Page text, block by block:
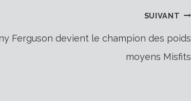
SUIVANT
Ferguson devient le champion des poids
moyens Misfits